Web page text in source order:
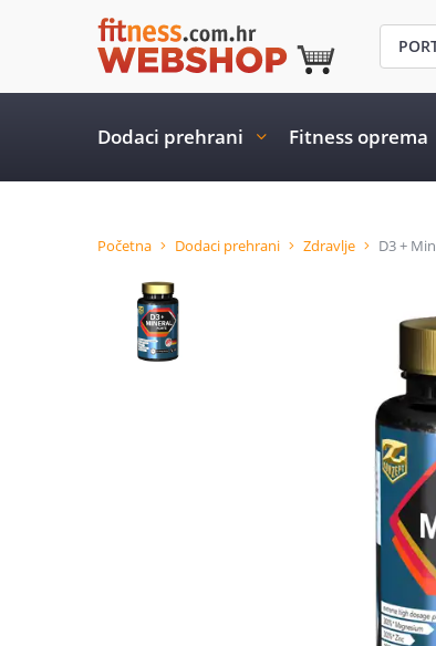
Dodaci prehrani Fitness oprema
Početna Dodaci prehrani Zdravlje D3 +